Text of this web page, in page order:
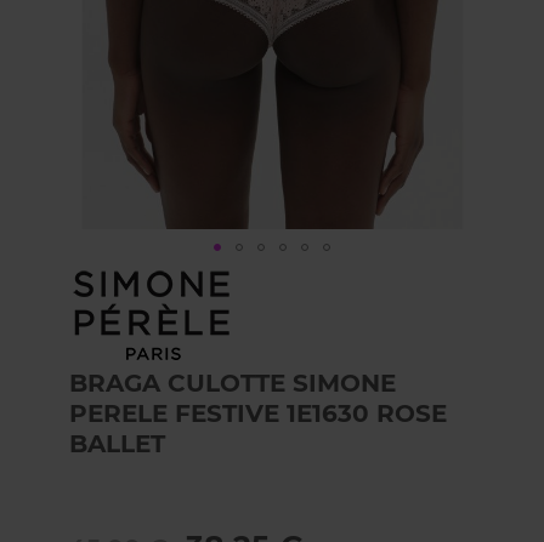
BRAGA CULOTTE SIMONE
PERELE FESTIVE 1E1630 ROSE
BALLET
images
gallery